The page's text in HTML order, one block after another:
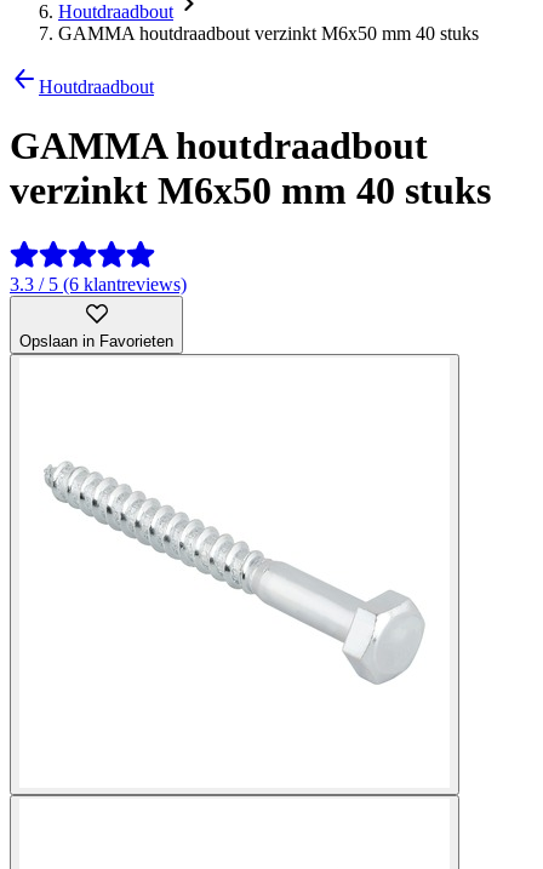
Houtdraadbout
GAMMA houtdraadbout verzinkt M6x50 mm 40 stuks
Houtdraadbout
GAMMA houtdraadbout
verzinkt M6x50 mm 40 stuks
3.3 / 5 (6 klantreviews)
Opslaan in Favorieten